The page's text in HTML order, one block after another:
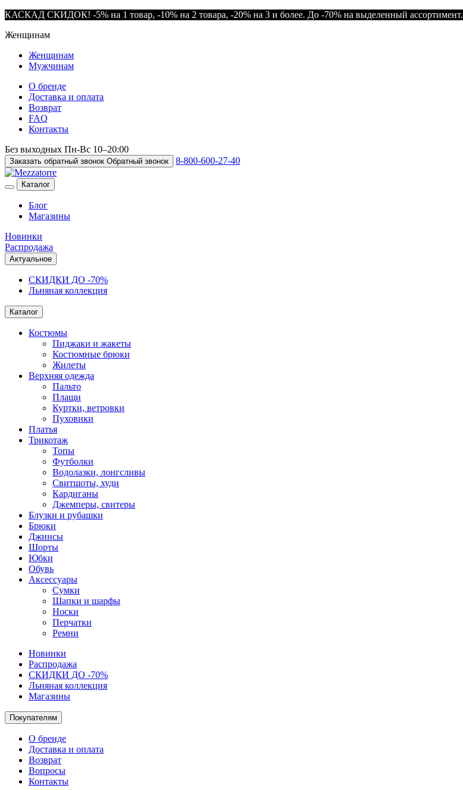
КАСКАД СКИДОК! -5% на 1 товар, -10% на 2 товара, -20% на 3 и более. До -70% на выделенный ассортимент.
Женщинам
Женщинам
Мужчинам
О бренде
Доставка и оплата
Возврат
FAQ
Контакты
Без выходных Пн-Вс 10–20:00
Заказать обратный звонок Обратный звонок 8-800-600-27-40
Каталог
Блог
Магазины
Новинки
Распродажа
Актуальное
СКИДКИ ДО -70%
Льняная коллекция
Каталог
Костюмы
Пиджаки и жакеты
Костюмные брюки
Жилеты
Верхняя одежда
Пальто
Плащи
Куртки, ветровки
Пуховики
Платья
Трикотаж
Топы
Футболки
Водолазки, лонгсливы
Свитшоты, худи
Кардиганы
Джемперы, свитеры
Блузки и рубашки
Брюки
Джинсы
Шорты
Юбки
Обувь
Аксессуары
Сумки
Шапки и шарфы
Носки
Перчатки
Ремни
Новинки
Распродажа
СКИДКИ ДО -70%
Льняная коллекция
Магазины
Покупателям
О бренде
Доставка и оплата
Возврат
Вопросы
Контакты